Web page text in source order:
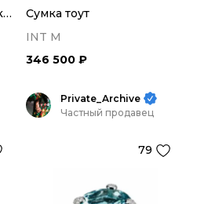
Сумка с короткими ручками
Сумка тоут
INT M
346 500 ₽
Private_Archive
Частный продавец
79